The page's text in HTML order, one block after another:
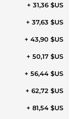
+ 31,36 $US
+ 37,63 $US
+ 43,90 $US
+ 50,17 $US
+ 56,44 $US
+ 62,72 $US
+ 81,54 $US